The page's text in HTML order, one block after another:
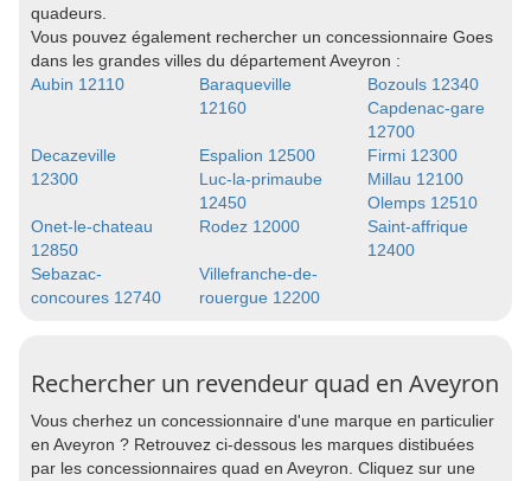
quadeurs.
Vous pouvez également rechercher un concessionnaire Goes
dans les grandes villes du département Aveyron :
Aubin 12110
Baraqueville
12160
Bozouls 12340
Capdenac-gare
12700
Decazeville
12300
Espalion 12500
Firmi 12300
Luc-la-primaube
12450
Millau 12100
Olemps 12510
Onet-le-chateau
12850
Rodez 12000
Saint-affrique
12400
Sebazac-
concoures 12740
Villefranche-de-
rouergue 12200
Rechercher un revendeur quad en Aveyron
Vous cherhez un concessionnaire d'une marque en particulier
en Aveyron ? Retrouvez ci-dessous les marques distibuées
par les concessionnaires quad en Aveyron. Cliquez sur une